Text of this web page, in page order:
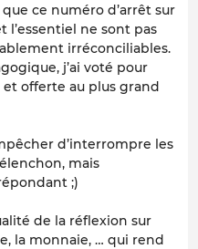
que ce numéro d’arrêt sur
l’essentiel ne sont pas
irréconciliables.
j’ai voté pour
et offerte au plus grand
d’interrompre les
mais
;)
de la réflexion sur
la monnaie, … qui rend